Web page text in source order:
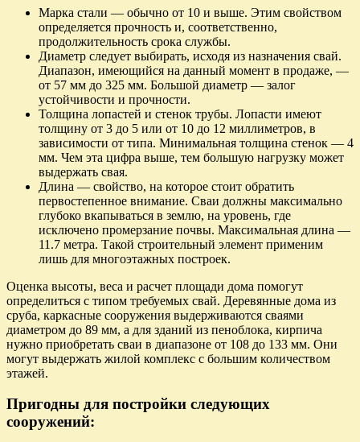
Марка стали — обычно от 10 и выше. Этим свойством
определяется прочность и, соответственно,
продолжительность срока службы.
Диаметр следует выбирать, исходя из назначения свай.
Диапазон, имеющийся на данный момент в продаже, —
от 57 мм до 325 мм. Большой диаметр — залог
устойчивости и прочности.
Толщина лопастей и стенок трубы. Лопасти имеют
толщину от 3 до 5 или от 10 до 12 миллиметров, в
зависимости от типа. Минимальная толщина стенок — 4
мм. Чем эта цифра выше, тем большую нагрузку может
выдержать свая.
Длина — свойство, на которое стоит обратить
первостепенное внимание. Сваи должны максимально
глубоко вкапываться в землю, на уровень, где
исключено промерзание почвы. Максимальная длина —
11.7 метра. Такой строительный элемент применим
лишь для многоэтажных построек.
Оценка высоты, веса и расчет площади дома помогут
определиться с типом требуемых свай. Деревянные дома из
сруба, каркасные сооружения выдерживаются сваями
диаметром до 89 мм, а для зданий из пеноблока, кирпича
нужно приобретать сваи в диапазоне от 108 до 133 мм. Они
могут выдержать жилой комплекс с большим количеством
этажей.
Пригодны для постройки следующих
сооружений: